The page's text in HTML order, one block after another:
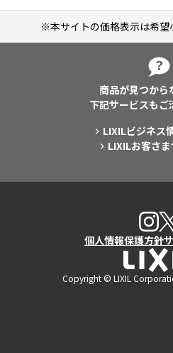
※本サイトの価格表示は希望
商品が見つから
下記サービスもご
LIXILビジネス
LIXILお客さ
X
個人情報保護方針
LIXIL
Copyright © LIXIL